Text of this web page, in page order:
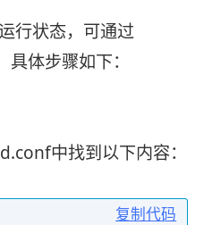
行状态，可通过
体步骤如下：
中找到以下内容：
复制代码